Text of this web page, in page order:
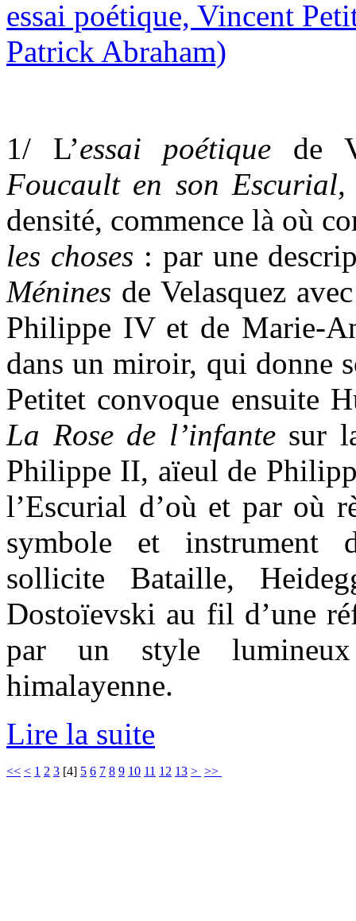
1/ L’essai poétique de
Foucault en son
densité, commence là où
les choses : par une
Ménines de Velasquez
Philippe IV et de Marie-
dans un miroir, qui donne
Petitet convoque ensuite
La Rose de l’infantesur
Philippe II, aïeul de
l’Escurial d’où et par où
symbole et instrument
sollicite Bataille,
Dostoïevski au fil d’une
par un style
himalayenne.
Lire la suite
<< < 1 2 3 [4] 5 6 7 8 9 10 11 12 13 > >>